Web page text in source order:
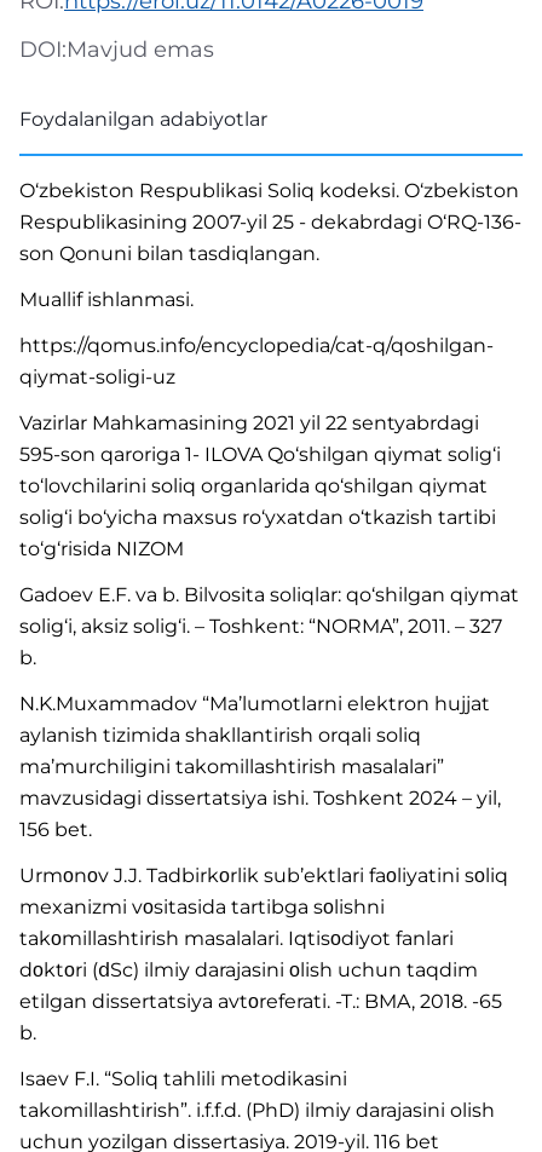
DOI:Mavjud emas
Foydalanilgan adabiyotlar
O‘zbekiston Respublikasi Soliq kodeksi. O‘zbekiston
Respublikasining 2007-yil 25 - dekabrdagi O‘RQ-136-
son Qonuni bilan tasdiqlangan.
Muallif ishlanmasi.
https://qomus.info/encyclopedia/cat-q/qoshilgan-
qiymat-soligi-uz
Vazirlar Mahkamasining 2021 yil 22 sentyabrdagi
595-son qaroriga 1- ILOVA Qo‘shilgan qiymat solig‘i
to‘lovchilarini soliq organlarida qo‘shilgan qiymat
solig‘i bo‘yicha maxsus ro‘yxatdan o‘tkazish tartibi
to‘g‘risida NIZOM
Gadoev E.F. va b. Bilvosita soliqlar: qo‘shilgan qiymat
solig‘i, aksiz solig‘i. – Toshkent: “NORMA”, 2011. – 327
b.
N.K.Muxammadov “Ma’lumotlarni elektron hujjat
aylanish tizimida shakllantirish orqali soliq
ma’murchiligini takomillashtirish masalalari”
mavzusidagi dissertatsiya ishi. Toshkent 2024 – yil,
156 bet.
Urmοnοv J.J. Tadbirkοrlik sub’ektlari faοliyatini sοliq
mexanizmi vοsitasida tartibga sοlishni
takοmillashtirish masalalari. Iqtisοdiyot fanlari
dοktοri (ⅾSc) ilmiy darajasini οlish uchun taqdim
etilgan dissertatsiya avtοreferati. -T.: BMA, 2018. -65
b.
Isaev F.I. “Soliq tahlili metodikasini
takomillashtirish”. i.f.f.d. (PhD) ilmiy darajasini olish
uchun yozilgan dissertasiya. 2019-yil. 116 bet